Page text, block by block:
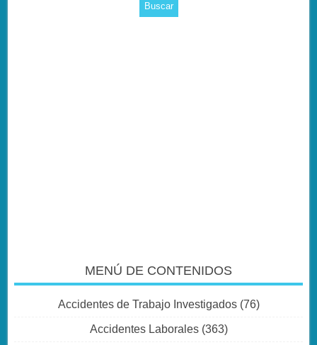
MENÚ DE CONTENIDOS
Accidentes de Trabajo Investigados(76)
Accidentes Laborales(363)